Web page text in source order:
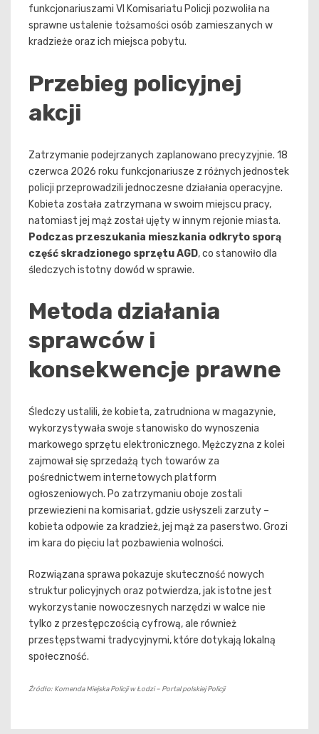
funkcjonariuszami VI Komisariatu Policji pozwoliła na
sprawne ustalenie tożsamości osób zamieszanych w
kradzieże oraz ich miejsca pobytu.
Przebieg policyjnej
akcji
Zatrzymanie podejrzanych zaplanowano precyzyjnie. 18
czerwca 2026 roku funkcjonariusze z różnych jednostek
policji przeprowadzili jednoczesne działania operacyjne.
Kobieta została zatrzymana w swoim miejscu pracy,
natomiast jej mąż został ujęty w innym rejonie miasta.
Podczas przeszukania mieszkania odkryto sporą
część skradzionego sprzętu AGD, co stanowiło dla
śledczych istotny dowód w sprawie.
Metoda działania
sprawców i
konsekwencje prawne
Śledczy ustalili, że kobieta, zatrudniona w magazynie,
wykorzystywała swoje stanowisko do wynoszenia
markowego sprzętu elektronicznego. Mężczyzna z kolei
zajmował się sprzedażą tych towarów za
pośrednictwem internetowych platform
ogłoszeniowych. Po zatrzymaniu oboje zostali
przewiezieni na komisariat, gdzie usłyszeli zarzuty –
kobieta odpowie za kradzież, jej mąż za paserstwo. Grozi
im kara do pięciu lat pozbawienia wolności.
Rozwiązana sprawa pokazuje skuteczność nowych
struktur policyjnych oraz potwierdza, jak istotne jest
wykorzystanie nowoczesnych narzędzi w walce nie
tylko z przestępczością cyfrową, ale również
przestępstwami tradycyjnymi, które dotykają lokalną
społeczność.
Źródło: Komenda Miejska Policji w Łodzi – Portal polskiej Policji